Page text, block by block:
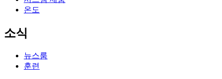
온도
소식
뉴스룸
훈련